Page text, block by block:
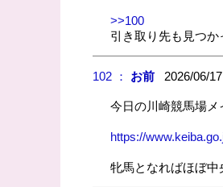
>>100
引き取り先も見つ
102 ： お前2026/06/17
今日の川崎競馬場
https://
牝馬となればほぼ中